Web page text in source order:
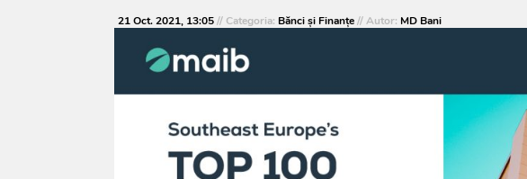
21 Oct. 2021, 13:05// Categoria: Bănci şi Finanţe// Autor: MD Bani